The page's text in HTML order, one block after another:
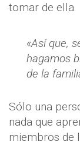
tomar de ella.
«Así que,
hagamos
de la
Sólo una
nada que
miembros de